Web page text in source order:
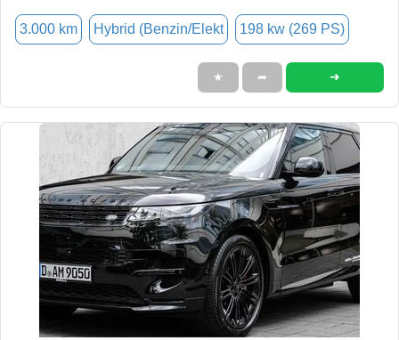
3.000 km Hybrid (Benzin/Elekt 198 kw (269 PS)
★ ➦ ➜